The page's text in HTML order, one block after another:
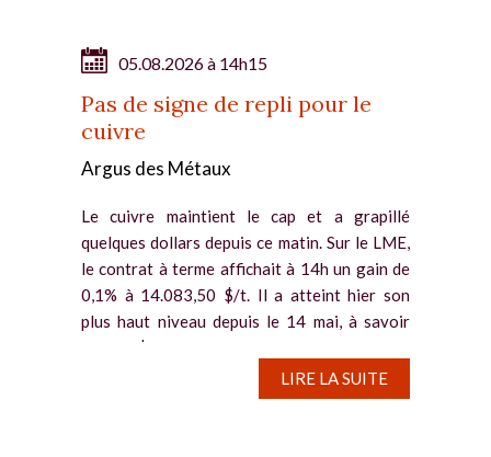
05.08.2026 à 14h15
Pas de signe de repli pour le
cuivre
Argus des Métaux
Le cuivre maintient le cap et a grapillé
quelques dollars depuis ce matin. Sur le LME,
le contrat à terme affichait à 14h un gain de
0,1% à 14.083,50 $/t. Il a atteint hier son
plus haut niveau depuis le 14 mai, à savoir
14.117 $/t. Des...
LIRE LA SUITE